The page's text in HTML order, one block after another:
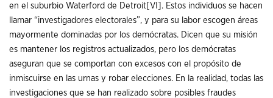
en el suburbio Waterford de Detroit[VI] . Estos individuos se hacen
llamar “investigadores electorales”, y para su labor escogen áreas
mayormente dominadas por los demócratas. Dicen que su misión
es mantener los registros actualizados, pero los demócratas
aseguran que se comportan con excesos con el propósito de
inmiscuirse en las urnas y robar elecciones. En la realidad, todas las
investigaciones que se han realizado sobre posibles fraudes